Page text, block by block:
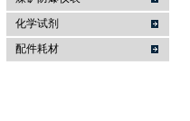
化学试剂
配件耗材